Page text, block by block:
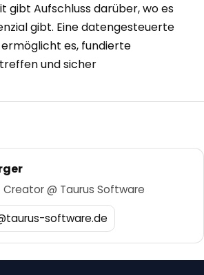
gibt Aufschluss darüber, wo es
gibt. Eine datengesteuerte
es, fundierte
und sicher
@ Taurus Software
software.de